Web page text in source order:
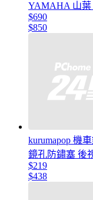
YAMAHA 山葉
$690
$850
kurumapop 機
鏡孔防鏽塞 後
$219
$438